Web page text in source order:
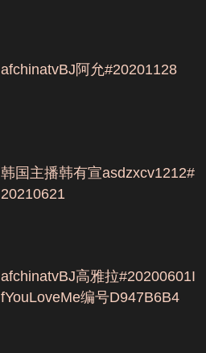
afchinatvBJ阿允#20201128
韩国主播韩有宣asdzxcv1212#
20210621
afchinatvBJ高雅拉#20200601I
fYouLoveMe编号D947B6B4